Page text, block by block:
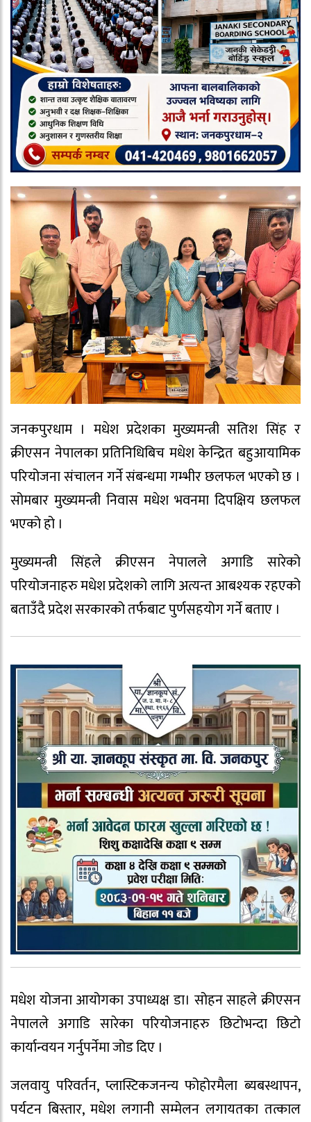
जनकपुरधाम । मधेश प्रदेशका मुख्यमन्त्री सतिश सिंह र
क्रीएसन नेपालका प्रतिनिधिबिच मधेश केन्द्रित बहुआयामिक
परियोजना संचालन गर्ने संबन्धमा गम्भीर छलफल भएको छ ।
सोमबार मुख्यमन्त्री निवास मधेश भवनमा दिपक्षिय छलफल
भएको हो ।
मुख्यमन्त्री सिंहले क्रीएसन नेपालले अगाडि सारेको
परियोजनाहरु मधेश प्रदेशको लागि अत्यन्त आबश्यक रहएको
बताउँदै प्रदेश सरकारको तर्फबाट पुर्णसहयोग गर्ने बताए ।
मधेश योजना आयोगका उपाध्यक्ष डा। सोहन साहले क्रीएसन
नेपालले अगाडि सारेका परियोजनाहरु छिटोभन्दा छिटो
कार्यान्वयन गर्नुपर्नेमा जोड दिए ।
जलवायु परिवर्तन, प्लास्टिकजनन्य फोहोरमैला ब्यबस्थापन,
पर्यटन बिस्तार, मधेश लगानी सम्मेलन लगायतका तत्काल